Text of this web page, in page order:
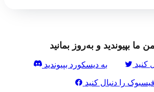
به دیسکورد بپیوندید کنید
فیسبوک را دنبال کنید